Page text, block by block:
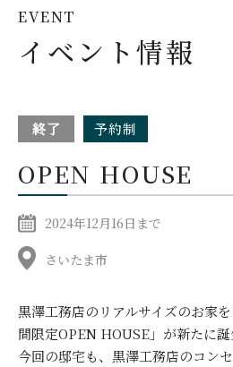
EVENT
イベント情報
終了 予約制
OPEN HOUSE
2024年12月16日まで
さいたま市
黒澤工務店のリアルサイズのお家を
間限定OPEN HOUSE」が新たに誕
今回の邸宅も、黒澤工務店のコン